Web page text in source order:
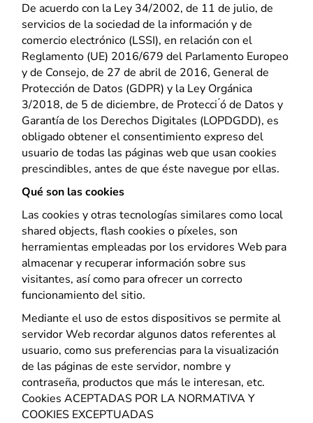
De acuerdo con la Ley 34/2002, de 11 de julio, de
servicios de la sociedad de la información y de
comercio electrónico (LSSI), en relación con el
Reglamento (UE) 2016/679 del Parlamento Europeo
y de Consejo, de 27 de abril de 2016, General de
Protección de Datos (GDPR) y la Ley Orgánica
3/2018, de 5 de diciembre, de Protecci ́ó de Datos y
Garantía de los Derechos Digitales (LOPDGDD), es
obligado obtener el consentimiento expreso del
usuario de todas las páginas web que usan cookies
prescindibles, antes de que éste navegue por ellas.
Qué son las cookies
Las cookies y otras tecnologías similares como local
shared objects, flash cookies o píxeles, son
herramientas empleadas por los ervidores Web para
almacenar y recuperar información sobre sus
visitantes, así como para ofrecer un correcto
funcionamiento del sitio.
Mediante el uso de estos dispositivos se permite al
servidor Web recordar algunos datos referentes al
usuario, como sus preferencias para la visualización
de las páginas de este servidor, nombre y
contraseña, productos que más le interesan, etc.
Cookies ACEPTADAS POR LA NORMATIVA Y
COOKIES EXCEPTUADAS
Necesario
Estas
cookies no
son
opcionales.
Son
necesarios
para que el
sitio web
funcione.